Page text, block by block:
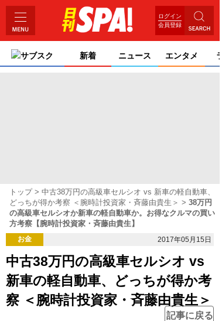
ログイン
会員登録
サブスク 新着 ニュース エンタメ
トップ
中古38万円の高級車セルシオ vs 新車の軽自動車、
どっちが得か考察 ＜腕時計投資家・斉藤由貴生＞
38万円
の高級車セルシオか新車の軽自動車か。お得なクルマの買い
方考察【腕時計投資家・斉藤由貴生】
お金 2017年05月15日
中古38万円の高級車セルシオ vs
新車の軽自動車、どっちが得か考
察 ＜腕時計投資家・斉藤由貴生＞
記事に戻る